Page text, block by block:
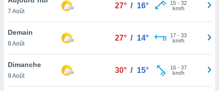
et
»,
au
vous
qu'ils
ou
7 Août
27° / 16° 15- 32
km/h
Demain
8 Août
27° / 14° 17- 33
km/h
Dimanche
9 Août
30° / 15° 16- 37
km/h